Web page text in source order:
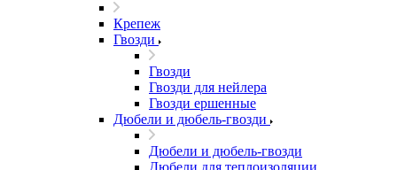
Крепеж
Гвозди
Гвозди
Гвозди для нейлера
Гвозди ершенные
Дюбели и дюбель-гвозди
Дюбели и дюбель-гвозди
Дюбели для теплоизоляции